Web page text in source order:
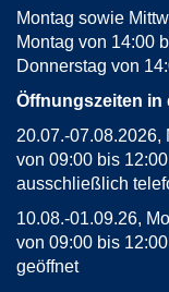
Montag sowie
Montag von 14:00
Donnerstag von
Öffnungszeiten in
20.07.-07.08.2026,
von 09:00 bis 12:00
ausschließlich
10.08.-01.09.26,
von 09:00 bis 12:00
geöffnet